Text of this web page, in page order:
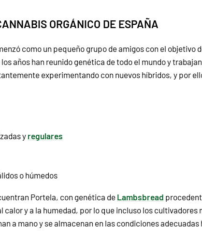
ORGÁNICO DE ESPAÑA
como un pequeño grupo de amigos con el
años han reunido genética de todo el mundo y
experimentando con nuevos híbridos, y por
yregulares
o húmedos
Portela, con genética de Lambsbread
y a la humedad, por lo que incluso los
a mano y se almacenan en las condiciones